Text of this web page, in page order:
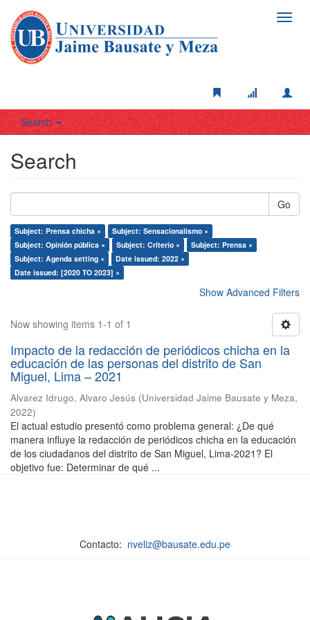
Search
Search
Go
Subject: Prensa chicha ×
Subject: Sensacionalismo ×
Subject: Opinión pública ×
Subject: Criterio ×
Subject: Prensa ×
Subject: Agenda setting ×
Date issued: 2022 ×
Date issued: [2020 TO 2023] ×
Show Advanced Filters
Now showing items 1-1 of 1
Impacto de la redacción de periódicos chicha en la
educación de las personas del distrito de San
Miguel, Lima – 2021
Alvarez Idrugo, Alvaro Jesús (Universidad Jaime Bausate y Meza,
2022)
El actual estudio presentó como problema general: ¿De qué
manera influye la redacción de periódicos chicha en la educación
de los ciudadanos del distrito de San Miguel, Lima-2021? El
objetivo fue: Determinar de qué ...
Contacto: nveliz@bausate.edu.pe